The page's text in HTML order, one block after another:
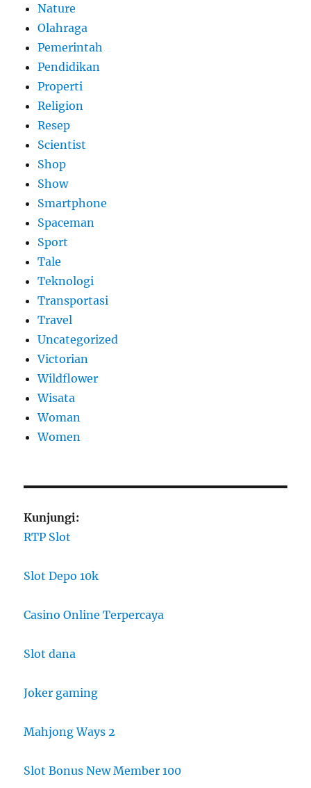
Nature
Olahraga
Pemerintah
Pendidikan
Properti
Religion
Resep
Scientist
Shop
Show
Smartphone
Spaceman
Sport
Tale
Teknologi
Transportasi
Travel
Uncategorized
Victorian
Wildflower
Wisata
Woman
Women
Kunjungi:
RTP Slot
Slot Depo 10k
Casino Online Terpercaya
Slot dana
Joker gaming
Mahjong Ways 2
Slot Bonus New Member 100